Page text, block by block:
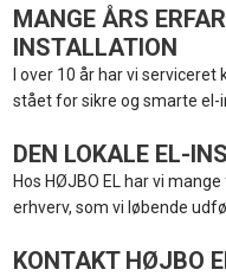
MANGE ÅRS
INSTALLATION
I over 10 år har vi
stået for sikre og smarte el-
DEN LOKALE EL-
Hos HØJBO EL har vi
erhverv, som vi løbende
KONTAKT HØJBO